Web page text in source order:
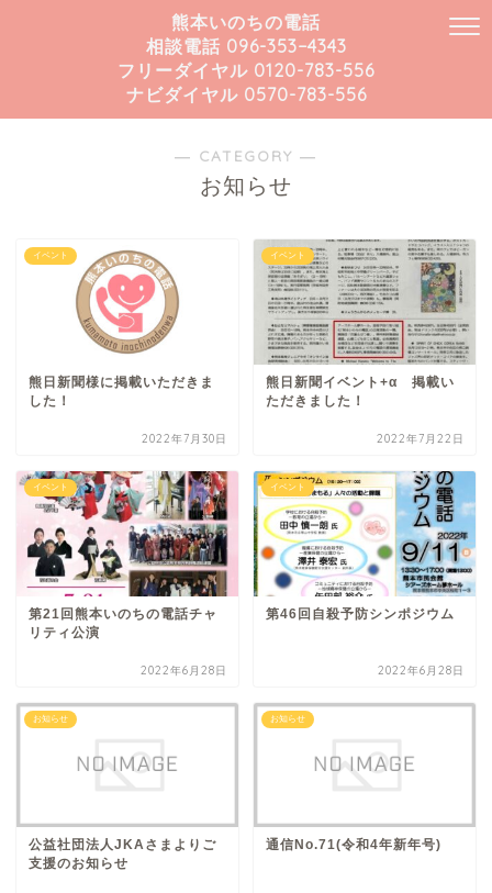
熊本いのちの電話
相談電話 096-353−4343
フリーダイヤル 0120-783-556
ナビダイヤル 0570-783-556
― CATEGORY ―
お知らせ
イベント
熊日新聞様に掲載いただきま
した！
2022年7月30日
イベント
熊日新聞イベント+α 掲載い
ただきました！
2022年7月22日
イベント
第21回熊本いのちの電話チャ
リティ公演
2022年6月28日
イベント
第46回自殺予防シンポジウム
2022年6月28日
お知らせ
公益社団法人JKAさまよりご
支援のお知らせ
お知らせ
通信No.71(令和4年新年号)